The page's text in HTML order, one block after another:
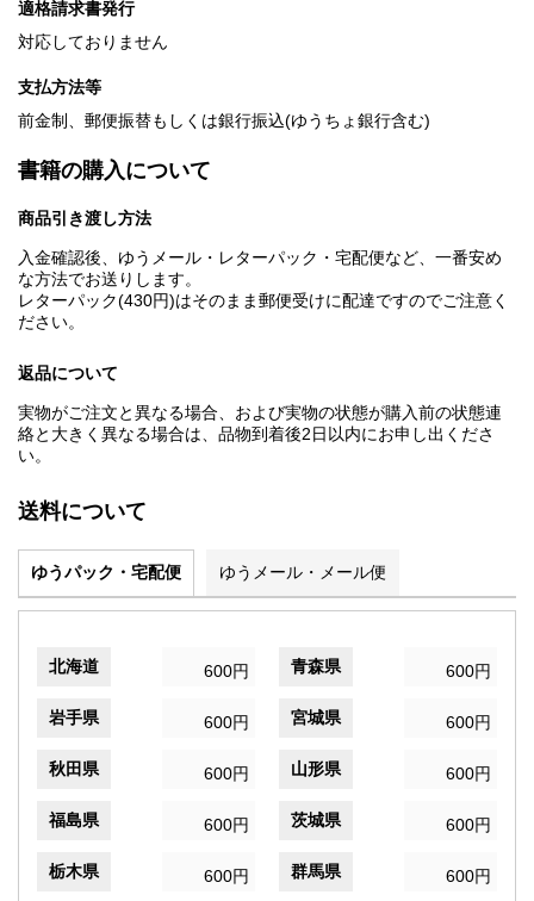
適格請求書発行
対応しておりません
支払方法等
前金制、郵便振替もしくは銀行振込(ゆうちょ銀行含む)
書籍の購入について
商品引き渡し方法
入金確認後、ゆうメール・レターパック・宅配便など、一番安め
な方法でお送りします。
レターパック(430円)はそのまま郵便受けに配達ですのでご注意く
ださい。
返品について
実物がご注文と異なる場合、および実物の状態が購入前の状態連
絡と大きく異なる場合は、品物到着後2日以内にお申し出くださ
い。
送料について
ゆうパック・宅配便 ゆうメール・メール便
北海道 600円 青森県 600円
岩手県 600円 宮城県 600円
秋田県 600円 山形県 600円
福島県 600円 茨城県 600円
栃木県 600円 群馬県 600円